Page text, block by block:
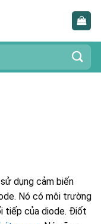
dụng cảm biến
Nó có môi trường
tiếp của diode. Điốt